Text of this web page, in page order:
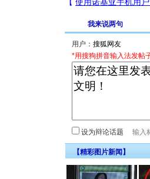
我来说两句
用户：
*用搜狗拼音输入法发帖
设为辩论话题
【精彩图片新闻】